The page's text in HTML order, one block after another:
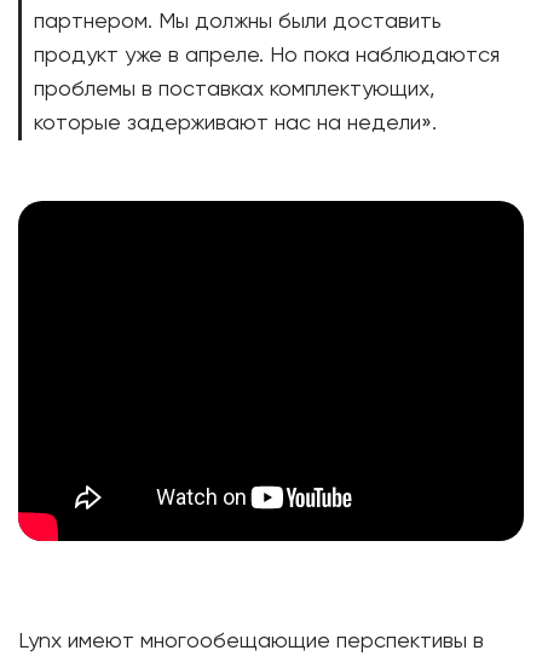
партнером. Мы должны были доставить
продукт уже в апреле. Но пока наблюдаются
проблемы в поставках комплектующих,
которые задерживают нас на недели».
Lynx имеют многообещающие перспективы в